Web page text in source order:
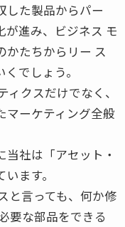
た製品からパー
が進み、ビジネス モ
かたちからリー ス
でしょう。
クスだけでなく、
マーケティング全般
社は「アセット・
ます。
と言っても、何か修
要な部品をできる